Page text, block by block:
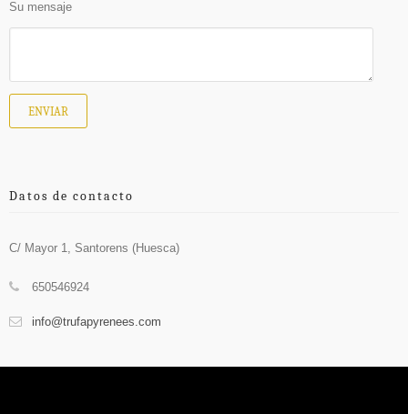
Su mensaje
Datos de contacto
C/ Mayor 1, Santorens (Huesca)
650546924
info@trufapyrenees.com